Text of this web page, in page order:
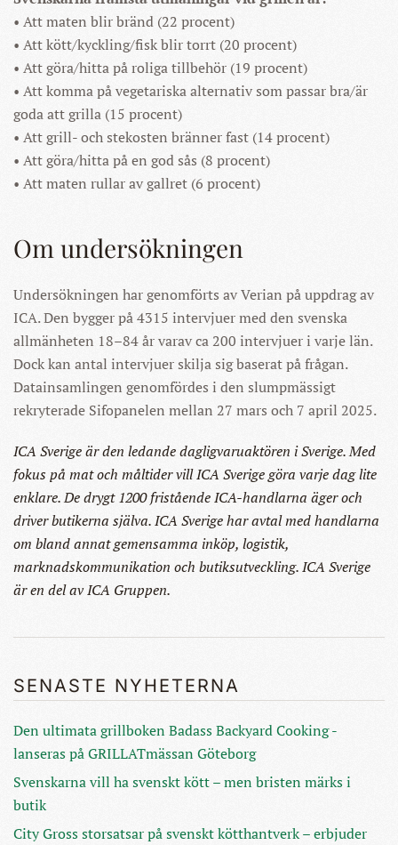
• Att maten blir bränd (22 procent)
• Att kött/kyckling/fisk blir torrt (20 procent)
• Att göra/hitta på roliga tillbehör (19 procent)
• Att komma på vegetariska alternativ som passar bra/är
goda att grilla (15 procent)
• Att grill- och stekosten bränner fast (14 procent)
• Att göra/hitta på en god sås (8 procent)
• Att maten rullar av gallret (6 procent)
Om undersökningen
Undersökningen har genomförts av Verian på uppdrag av
ICA. Den bygger på 4315 intervjuer med den svenska
allmänheten 18–84 år varav ca 200 intervjuer i varje län.
Dock kan antal intervjuer skilja sig baserat på frågan.
Datainsamlingen genomfördes i den slumpmässigt
rekryterade Sifopanelen mellan 27 mars och 7 april 2025.
ICA Sverige är den ledande dagligvaruaktören i Sverige. Med
fokus på mat och måltider vill ICA Sverige göra varje dag lite
enklare. De drygt 1200 fristående ICA-handlarna äger och
driver butikerna själva. ICA Sverige har avtal med handlarna
om bland annat gemensamma inköp, logistik,
marknadskommunikation och butiksutveckling. ICA Sverige
är en del av ICA Gruppen.
SENASTE NYHETERNA
Den ultimata grillboken Badass Backyard Cooking -
lanseras på GRILLATmässan Göteborg
Svenskarna vill ha svenskt kött – men bristen märks i
butik
City Gross storsatsar på svenskt kötthantverk – erbjuder